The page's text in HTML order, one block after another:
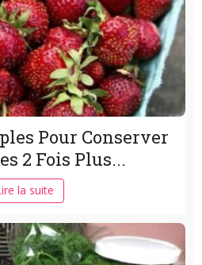
Pour Conserver
2 Fois Plus...
la suite